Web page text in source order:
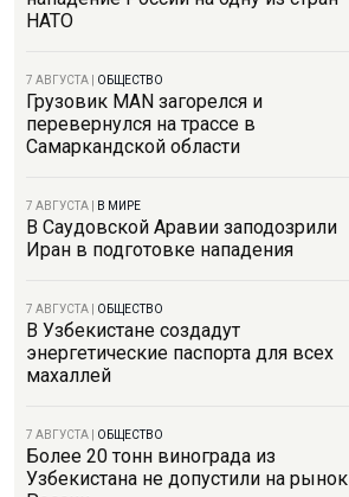
НАТО
7 АВГУСТА ОБЩЕСТВО
Грузовик MAN загорелся и
перевернулся на трассе в
Самаркандской области
7 АВГУСТА В МИРЕ
В Саудовской Аравии заподозрили
Иран в подготовке нападения
7 АВГУСТА ОБЩЕСТВО
В Узбекистане создадут
энергетические паспорта для всех
махаллей
7 АВГУСТА ОБЩЕСТВО
Более 20 тонн винограда из
Узбекистана не допустили на рынок